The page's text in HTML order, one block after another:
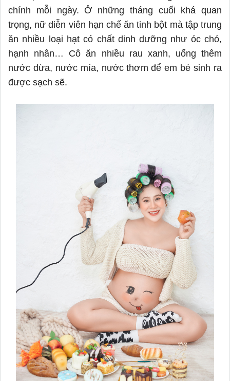
chính mỗi ngày. Ở những tháng cuối khá quan
trọng, nữ diễn viên hạn chế ăn tinh bột mà tập trung
ăn nhiều loại hạt có chất dinh dưỡng như óc chó,
hạnh nhân… Cô ăn nhiều rau xanh, uống thêm
nước dừa, nước mía, nước thơm để em bé sinh ra
được sạch sẽ.